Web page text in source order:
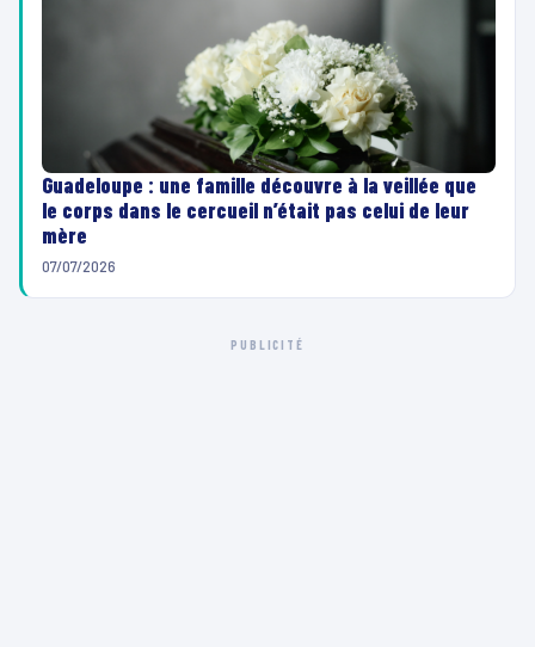
Guadeloupe : une famille découvre à la veillée que
le corps dans le cercueil n’était pas celui de leur
mère
07/07/2026
PUBLICITÉ